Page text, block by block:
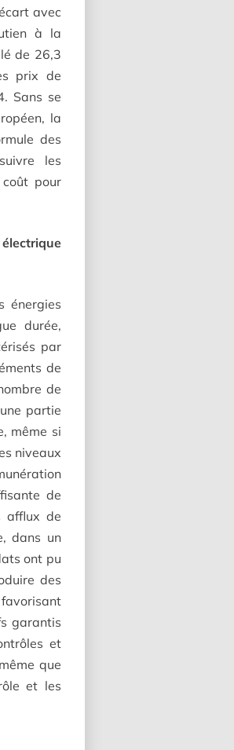
avec
à la
de 26,3
prix de
Sans se
la
des
les
pour
énergies
durée,
par
de
de
partie
même si
niveaux
de
afflux de
dans un
ont pu
des
garantis
et
que
et les